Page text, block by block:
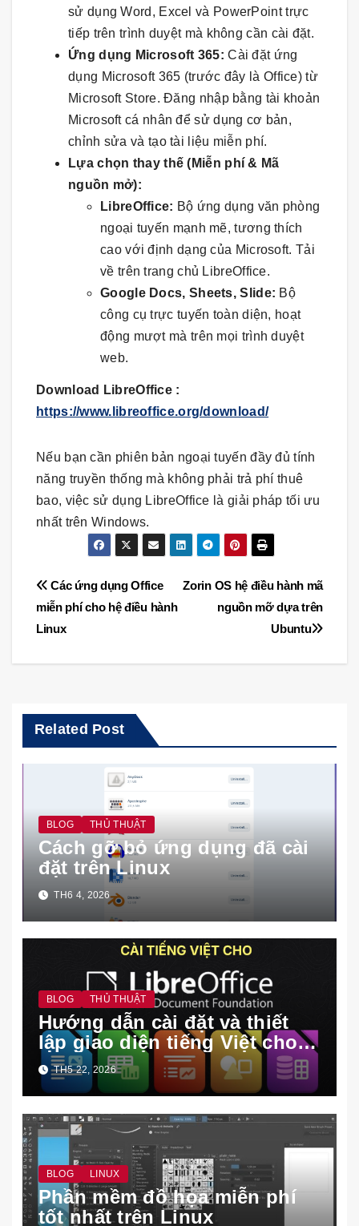
sử dụng Word, Excel và PowerPoint trực
tiếp trên trình duyệt mà không cần cài đặt.
Ứng dụng Microsoft 365: Cài đặt ứng
dụng Microsoft 365 (trước đây là Office) từ
Microsoft Store. Đăng nhập bằng tài khoản
Microsoft cá nhân để sử dụng cơ bản,
chỉnh sửa và tạo tài liệu miễn phí.
Lựa chọn thay thế (Miễn phí & Mã
nguồn mở):
LibreOffice: Bộ ứng dụng văn phòng
ngoại tuyến mạnh mẽ, tương thích
cao với định dạng của Microsoft. Tải
về trên trang chủ LibreOffice.
Google Docs, Sheets, Slide: Bộ
công cụ trực tuyến toàn diện, hoạt
động mượt mà trên mọi trình duyệt
web.
Download LibreOffice :
https://www.libreoffice.org/download/
Nếu bạn cần phiên bản ngoại tuyến đầy đủ tính
năng truyền thống mà không phải trả phí thuê
bao, việc sử dụng LibreOffice là giải pháp tối ưu
nhất trên Windows.
Điều
hướng
bài
Zorin OS hệ điều hành mã
nguồn mỡ dựa trên
Ubuntu
Các ứng dụng Office
miễn phí cho hệ điều hành
Linux
Related Post
BLOG THỦ THUẬT
Cách gỡ bỏ ứng dụng đã cài
đặt trên Linux
TH6 4, 2026
BLOG THỦ THUẬT
Hướng dẫn cài đặt và thiết
lập giao diện tiếng Việt cho
LibreOffice
TH5 22, 2026
BLOG LINUX
Phần mềm đồ họa miễn phí
tốt nhất trên Linux